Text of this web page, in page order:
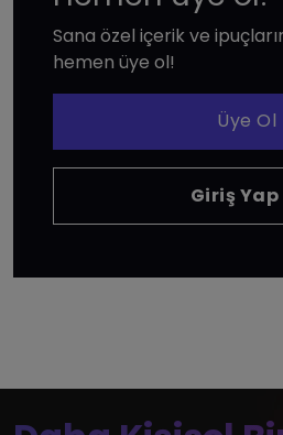
Sana özel içerik ve
hemen üye ol!
Üye Ol
Giriş Yap